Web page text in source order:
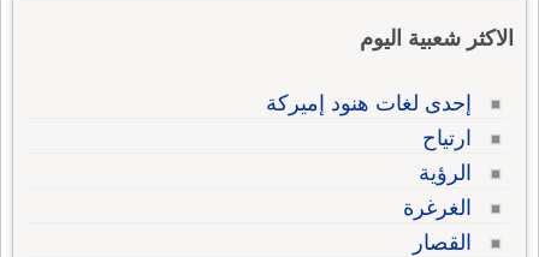
الاكثر شعبية اليوم
إحدى لغات هنود إميركة
ارتياح
الرؤية
الغرغرة
القصار